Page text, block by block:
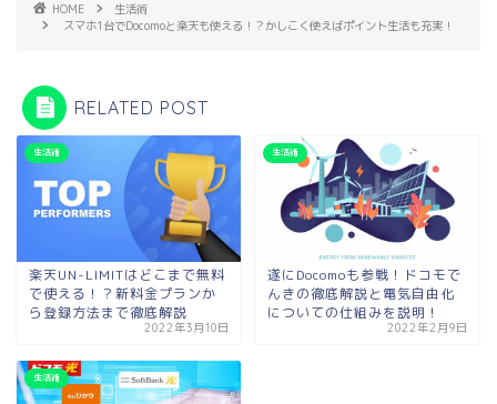
HOME
生活術
スマホ1台でDocomoと楽天も使える！？かしこく使えばポイント生活も充実！
RELATED POST
生活術
楽天UN-LIMITはどこまで無料
で使える！？新料金プランか
ら登録方法まで徹底解説
2022年3月10日
生活術
遂にDocomoも参戦！ドコモで
んきの徹底解説と電気自由化
についての仕組みを説明！
2022年2月9日
生活術